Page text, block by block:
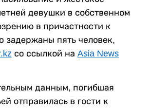
девушки в собственном
в причастности к
задержаны пять человек,
со ссылкой на Asia News
данным, погибшая
отправилась в гости к